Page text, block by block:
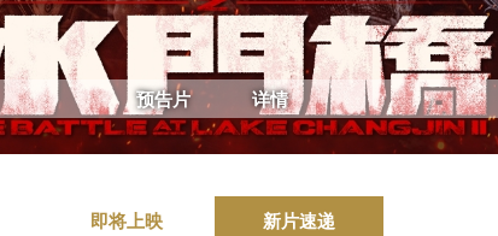
预告片 详情
预告片 详情
即将上映 新片速递